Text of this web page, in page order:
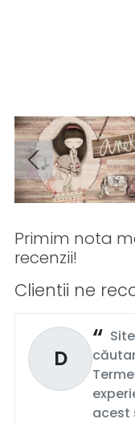
Primim nota
recenzii!
Clientii ne
D
acest